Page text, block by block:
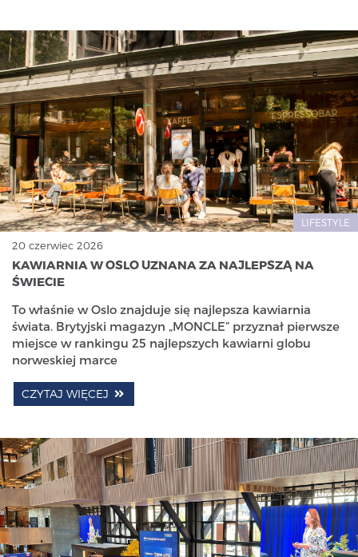
LIFESTYLE
20 czerwiec 2026
KAWIARNIA W OSLO UZNANA ZA NAJLEPSZĄ NA
ŚWIECIE
To właśnie w Oslo znajduje się najlepsza kawiarnia
świata. Brytyjski magazyn „MONCLE” przyznał pierwsze
miejsce w rankingu 25 najlepszych kawiarni globu
norweskiej marce
CZYTAJ WIĘCEJ